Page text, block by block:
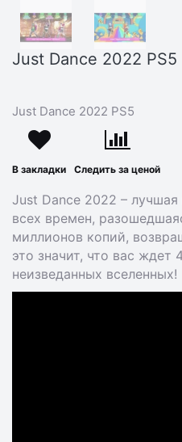
Just Dance 2022 PS5
Just Dance 2022 PS5
В закладки Следить за ценой
Just Dance 2022 –
всех времен,
миллионов копий,
это значит, что вас ждет
неизведанных вселенных!